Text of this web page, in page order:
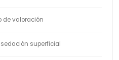
de valoración
sedación superficial